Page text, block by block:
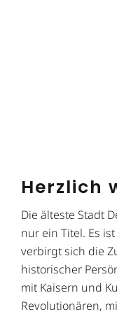
Herzlich
Die älteste Stadt
nur ein Titel. Es
verbirgt sich die
historischer
mit Kaisern und
Revolutionären,